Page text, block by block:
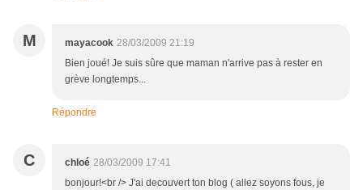
M mayacook 28/03/2009 21:19
Bien joué! Je suis sûre que maman n'arrive pas à rester en
grève longtemps...
Répondre
C chloé 28/03/2009 17:41
bonjour!<br /> J'ai decouvert ton blog ( allez soyons fous, je